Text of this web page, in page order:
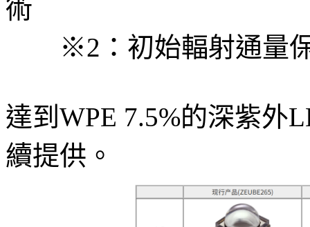
術
※2：初始輻射通量保
達到WPE 7.5%的深紫外
續提供。